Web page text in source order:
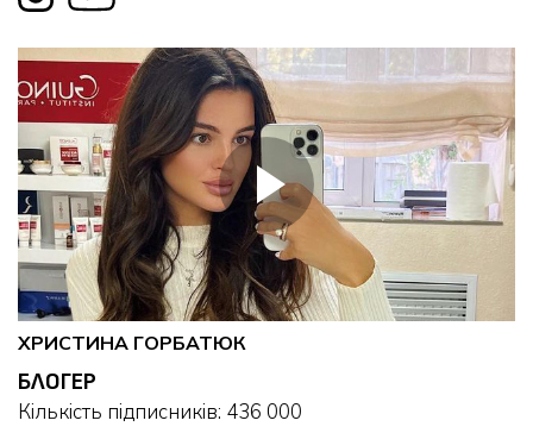
ХРИСТИНА ГОРБАТЮК
БЛОГЕР
Кількість підписників: 436 000